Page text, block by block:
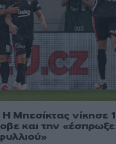
Μπεσίκτας νίκησε
και την